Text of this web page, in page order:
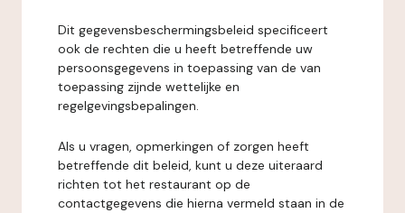
Dit gegevensbeschermingsbeleid specificeert
ook de rechten die u heeft betreffende uw
persoonsgegevens in toepassing van de van
toepassing zijnde wettelijke en
regelgevingsbepalingen.
Als u vragen, opmerkingen of zorgen heeft
betreffende dit beleid, kunt u deze uiteraard
richten tot het restaurant op de
contactgegevens die hierna vermeld staan in de